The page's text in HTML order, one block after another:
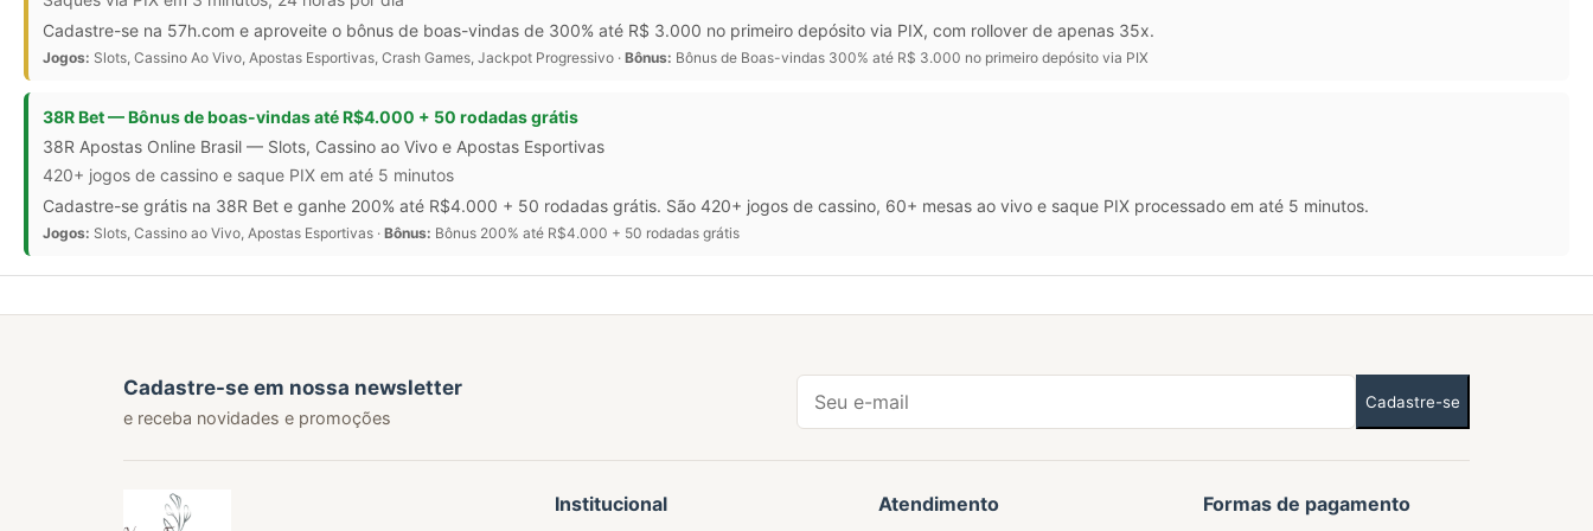
Cadastre-se na 57h.com e aproveite o bônus de boas-vindas de 300% até R$ 3.000 no primeiro depósito via PIX, com rollover de apenas 35x.
Jogos: Slots, Cassino Ao Vivo, Apostas Esportivas, Crash Games, Jackpot Progressivo · Bônus: Bônus de Boas-vindas 300% até R$ 3.000 no primeiro depósito via PIX
38R Bet — Bônus de boas-vindas até R$4.000 + 50 rodadas grátis
38R Apostas Online Brasil — Slots, Cassino ao Vivo e Apostas Esportivas
420+ jogos de cassino e saque PIX em até 5 minutos
Cadastre-se grátis na 38R Bet e ganhe 200% até R$4.000 + 50 rodadas grátis. São 420+ jogos de cassino, 60+ mesas ao vivo e saque PIX processado em até 5 minutos.
Jogos: Slots, Cassino ao Vivo, Apostas Esportivas · Bônus: Bônus 200% até R$4.000 + 50 rodadas grátis
Cadastre-se em nossa newsletter
e receba novidades e promoções
Cadastre-se
Institucional Atendimento Formas de pagamento